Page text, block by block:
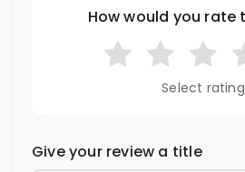
How would you rate
Select rating
Give your review a title